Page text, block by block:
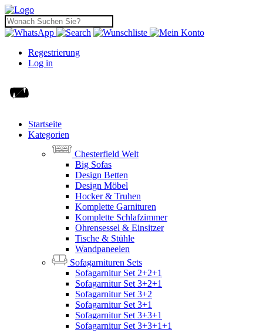
Regestrierung
Log in
Startseite
Kategorien
Chesterfield Welt
Big Sofas
Design Betten
Design Möbel
Hocker & Truhen
Komplette Garnituren
Komplette Schlafzimmer
Ohrensessel & Einsitzer
Tische & Stühle
Wandpaneelen
Sofagarnituren Sets
Sofagarnitur Set 2+2+1
Sofagarnitur Set 3+2+1
Sofagarnitur Set 3+2
Sofagarnitur Set 3+1
Sofagarnitur Set 3+3+1
Sofagarnitur Set 3+3+1+1